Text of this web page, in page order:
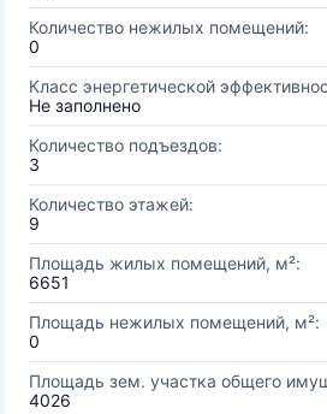
Количество нежилых помещений:
0
Класс энергетической
Не заполнено
Количество подъездов:
3
Количество этажей:
9
Площадь жилых помещений, м²:
6651
Площадь нежилых помещений, м²:
0
Площадь зем. участка общего
4026